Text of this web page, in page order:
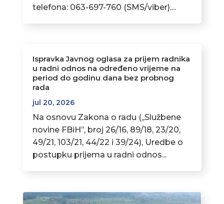
telefona: 063-697-760 (SMS/viber)....
Ispravka Javnog oglasa za prijem radnika
u radni odnos na određeno vrijeme na
period do godinu dana bez probnog
rada
jul 20, 2026
Na osnovu Zakona o radu (,,Službene
novine FBiH’’, broj 26/16, 89/18, 23/20,
49/21, 103/21, 44/22 i 39/24), Uredbe o
postupku prijema u radni odnos...